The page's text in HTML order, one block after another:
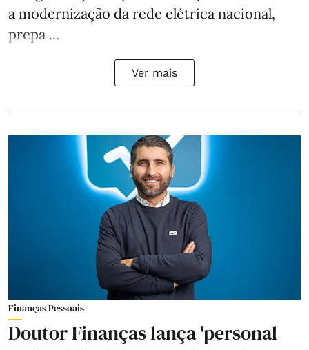
a modernização da rede elétrica nacional,
prepa ...
Ver mais
Finanças Pessoais
Doutor Finanças lança 'personal